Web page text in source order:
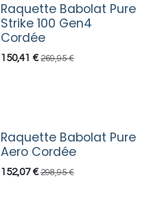
Raquette Babolat Pure
Strike 100 Gen4
Cordée
150,41 € 269,95€
Raquette Babolat Pure
Aero Cordée
152,07€ 298,95€